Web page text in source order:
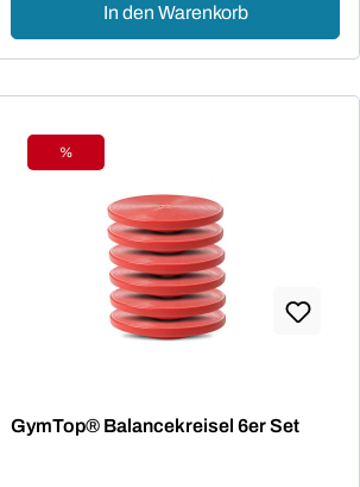
In den Warenkorb
Rabatt
%
GymTop® Balancekreisel 6er Set